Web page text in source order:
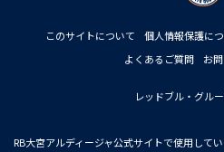
このサイトについて 個人情報保護に
よくあるご質問
お
レッドブル・グル
RB大宮アルディージャ公式サイトで使用して